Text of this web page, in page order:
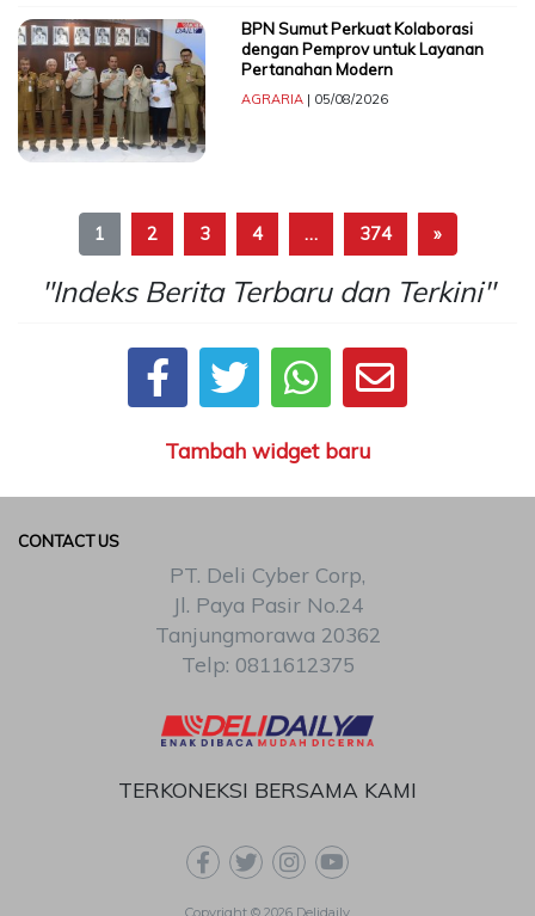
BPN Sumut Perkuat Kolaborasi
dengan Pemprov untuk Layanan
Pertanahan Modern
AGRARIA| 05/08/2026
1 2 3 4 … 374 »
"Indeks Berita Terbaru dan Terkini"
Tambah widget baru
TERKONEKSI BERSAMA KAMI
Copyright © 2026 Delidaily
CONTACT US
PT. Deli Cyber Corp,
Jl. Paya Pasir No.24
Tanjungmorawa 20362
Telp: 0811612375